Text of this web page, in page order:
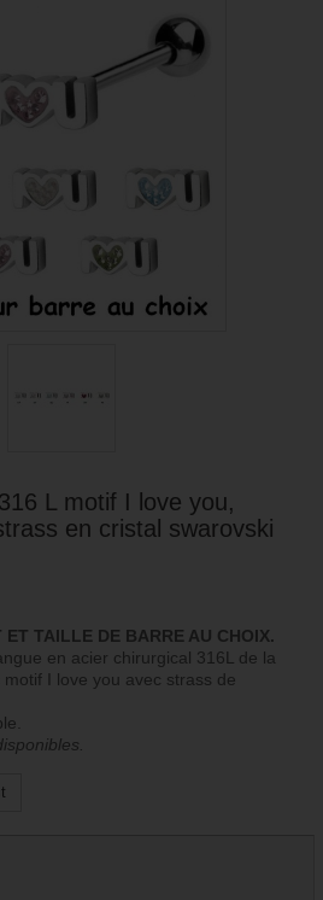
L motif I love you,
en cristal swarovski
TAILLE DE BARRE AU CHOIX.
en acier chirurgical 316L de la
I love you avec strass de